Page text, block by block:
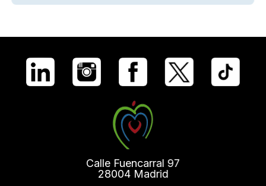
Calle Fuencarral 97
28004 Madrid